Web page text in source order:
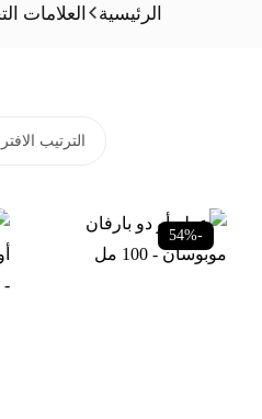
الرئيسية العلامات
-54%